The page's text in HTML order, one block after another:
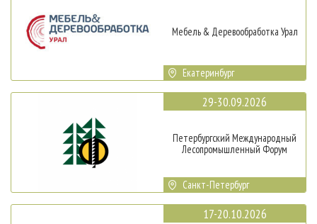
Мебель & Деревообработка Урал
Екатеринбург
29-30.09.2026
Петербургский Международный
Лесопромышленный Форум
Санкт-Петербург
17-20.10.2026